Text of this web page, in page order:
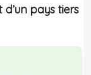
d’un pays tiers